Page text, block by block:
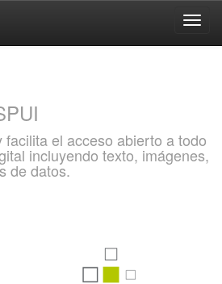
facilita el acceso abierto a todo
incluyendo texto, imágenes,
de datos.